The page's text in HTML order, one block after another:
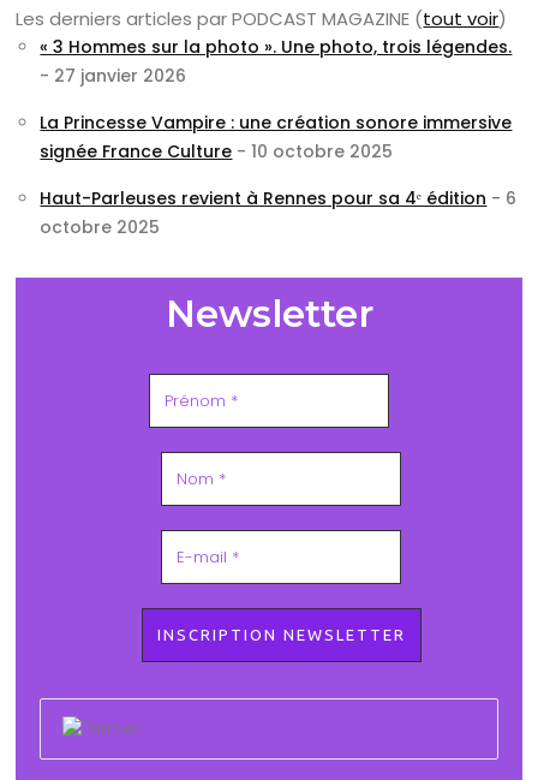
Les derniers articles par PODCAST MAGAZINE (tout voir)
« 3 Hommes sur la photo ». Une photo, trois légendes.
- 27 janvier 2026
La Princesse Vampire : une création sonore immersive
signée France Culture - 10 octobre 2025
Haut-Parleuses revient à Rennes pour sa 4ᵉ édition - 6
octobre 2025
Newsletter